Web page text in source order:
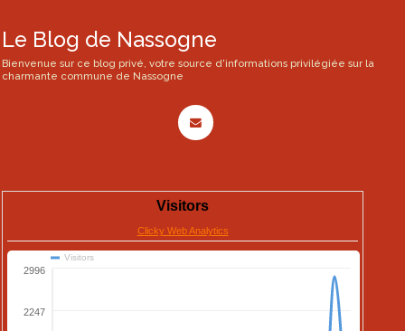
Le Blog de Nassogne
Bienvenue sur ce blog privé, votre source d'informations privilégiée sur la
charmante commune de Nassogne